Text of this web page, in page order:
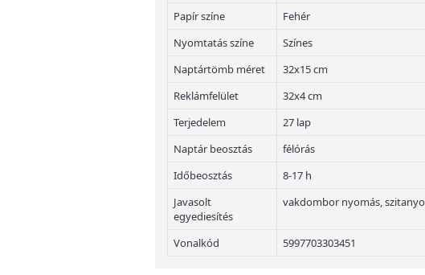
Papír színe
Fehér
Nyomtatás színe
Színes
Naptártömb méret
32x15 cm
Reklámfelület
32x4 cm
Terjedelem
27 lap
Naptár beosztás
félórás
Időbeosztás
8-17 h
Javasolt
egyediesítés
vakdombor nyomás,
Vonalkód 5997703303451